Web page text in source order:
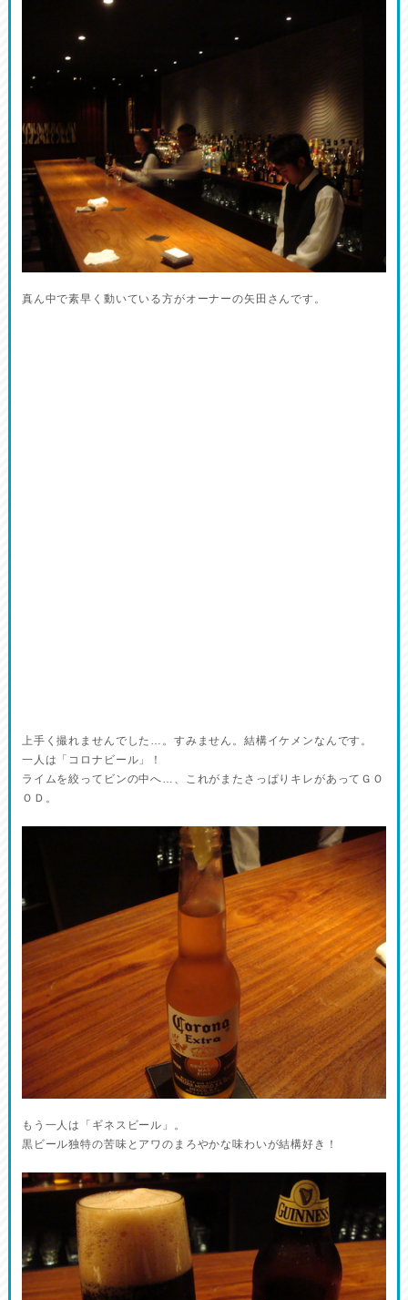
真ん中で素早く動いている方がオーナーの矢田さんです。
上手く撮れませんでした…。すみません。結構イケメンなんです。
一人は「コロナビール」！
ライムを絞ってビンの中へ…、これがまたさっぱりキレがあってＧＯ
ＯＤ。
もう一人は「ギネスビール」。
黒ビール独特の苦味とアワのまろやかな味わいが結構好き！